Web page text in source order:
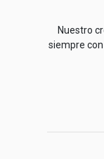
Nuestro
siempre